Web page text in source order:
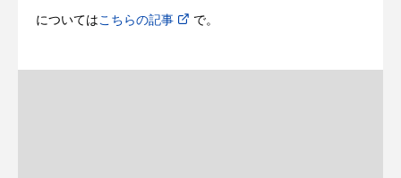
についてはこちらの記事 で。